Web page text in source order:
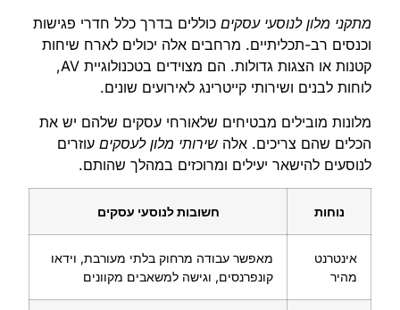
מתקני מלון לנוסעי עסקים כוללים בדרך כלל חדרי פגישות
וכנסים רב-תכליתיים. מרחבים אלה יכולים לארח שיחות
קטנות או הצגות גדולות. הם מצוידים בטכנולוגיית AV,
לוחות לבנים ושירותי קייטרינג לאירועים שונים.
מלונות מובילים מבטיחים שלאורחי עסקים שלהם יש את
הכלים שהם צריכים. אלה שירותי מלון לעסקים עוזרים
לנוסעים להישאר יעילים ומרוכזים במהלך שהותם.
נוחות חשובות לנוסעי עסקים
אינטרנט
מהיר
מאפשר עבודה מרחוק בלתי מעורבת, וידאו
קונפרנסים, וגישה למשאבים מקוונים